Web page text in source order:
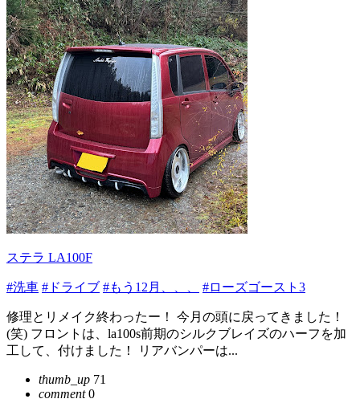
ステラ LA100F
#洗車 #ドライブ #もう12月、、、 #ローズゴースト3
修理とリメイク終わったー！ 今月の頭に戻ってきました！
(笑) フロントは、la100s前期のシルクブレイズのハーフを加
工して、付けました！ リアバンパーは...
thumb_up 71
comment0